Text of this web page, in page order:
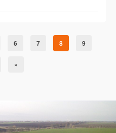
6 7 8 9
»